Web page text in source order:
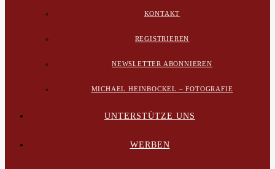
KONTAKT
REGISTRIEREN
NEWSLETTER ABONNIEREN
MICHAEL HEINBOCKEL – FOTOGRAFIE
UNTERSTÜTZE UNS
WERBEN